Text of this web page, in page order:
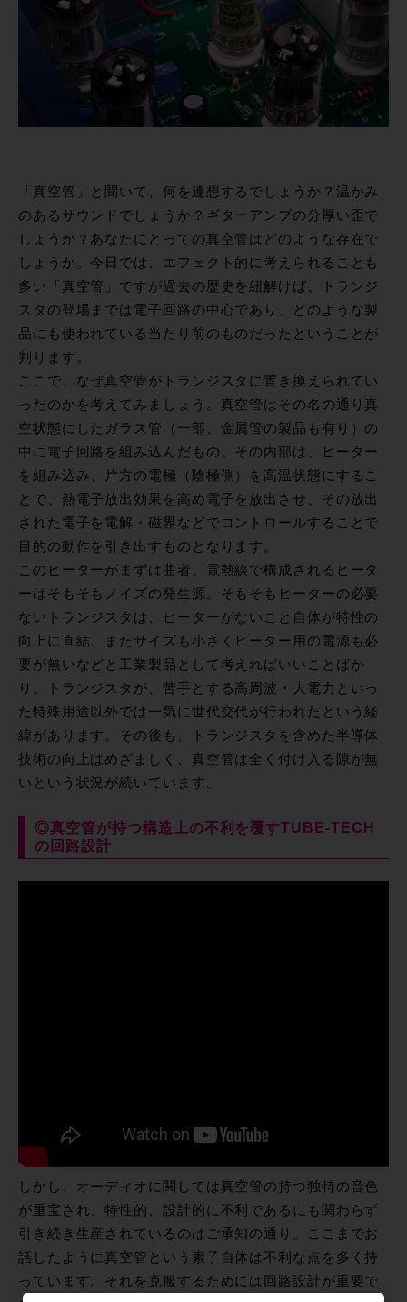
「真空管」と聞いて、何を連想するでしょうか？温かみ
のあるサウンドでしょうか？ギターアンプの分厚い歪で
しょうか？あなたにとっての真空管はどのような存在で
しょうか。今日では、エフェクト的に考えられることも
多い「真空管」ですが過去の歴史を紐解けば、トランジ
スタの登場までは電子回路の中心であり、どのような製
品にも使われている当たり前のものだったということが
判ります。
ここで、なぜ真空管がトランジスタに置き換えられてい
ったのかを考えてみましょう。真空管はその名の通り真
空状態にしたガラス管（一部、金属管の製品も有り）の
中に電子回路を組み込んだもの。その内部は、ヒーター
を組み込み、片方の電極（陰極側）を高温状態にするこ
とで、熱電子放出効果を高め電子を放出させ、その放出
された電子を電解・磁界などでコントロールすることで
目的の動作を引き出すものとなります。
このヒーターがまずは曲者。電熱線で構成されるヒータ
ーはそもそもノイズの発生源。そもそもヒーターの必要
ないトランジスタは、ヒーターがないこと自体が特性の
向上に直結、またサイズも小さくヒーター用の電源も必
要が無いなどと工業製品として考えればいいことばか
り。トランジスタが、苦手とする高周波・大電力といっ
た特殊用途以外では一気に世代交代が行われたという経
緯があります。その後も、トランジスタを含めた半導体
技術の向上はめざましく、真空管は全く付け入る隙が無
いという状況が続いています。
◎真空管が持つ構造上の不利を覆すTUBE-TECH
の回路設計
しかし、オーディオに関しては真空管の持つ独特の音色
が重宝され、特性的、設計的に不利であるにも関わらず
引き続き生産されているのはご承知の通り。ここまでお
話したように真空管という素子自体は不利な点を多く持
っています。それを克服するためには回路設計が重要で